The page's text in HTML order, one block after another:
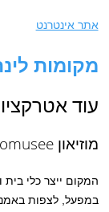
אתר אינטרנט
מקומות
עוד
מוזיאון Arven Economusee
במפעל, לצפות